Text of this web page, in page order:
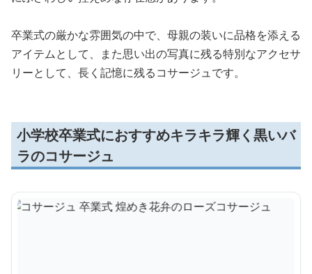
卒業式の厳かな雰囲気の中で、母親の装いに品格を添える
アイテムとして、また思い出の写真に残る特別なアクセサ
リーとして、長く記憶に残るコサージュです。
小学校卒業式におすすめキラキラ輝く黒いバ
ラのコサージュ